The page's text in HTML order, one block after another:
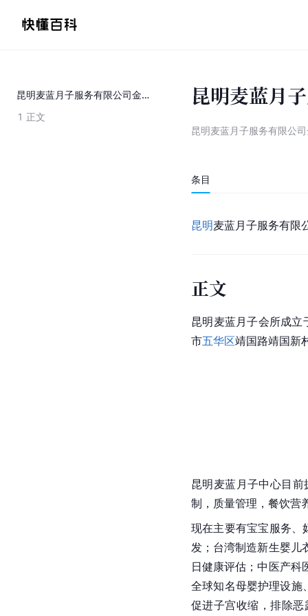
昆明麦蓝月子服务有限公司金碧路分公司
1 正文
昆明麦蓝月
昆明麦蓝月子服务有限公
条目
昆明麦蓝月子服务有限
正文
昆明麦蓝月子会所成
市五华区靖国路靖国新
昆明麦蓝月子中心目前
制，质量管理，餐饮营
现在主要有宝宝服务、
发；台湾制造新生婴儿
日健康评估；中医产科
全球知名母婴护理设施
促进子宫收缩，排除